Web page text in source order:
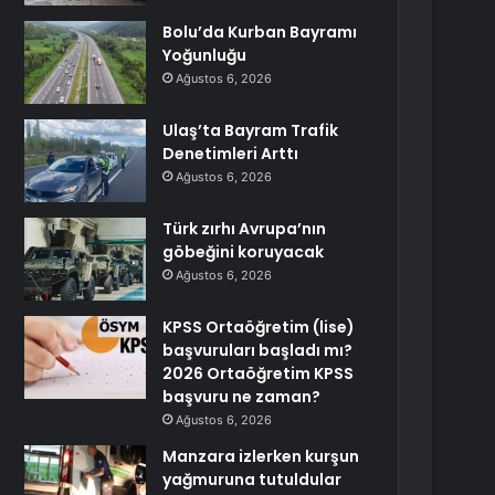
Bolu’da Kurban Bayramı
Yoğunluğu
Ağustos 6, 2026
Ulaş’ta Bayram Trafik
Denetimleri Arttı
Ağustos 6, 2026
Türk zırhı Avrupa’nın
göbeğini koruyacak
Ağustos 6, 2026
KPSS Ortaöğretim (lise)
başvuruları başladı mı?
2026 Ortaöğretim KPSS
başvuru ne zaman?
Ağustos 6, 2026
Manzara izlerken kurşun
yağmuruna tutuldular